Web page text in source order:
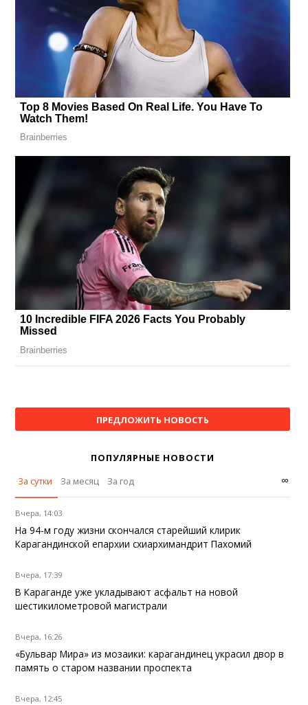
ПРЕДЛОЖИТЬ НОВОСТЬ
ПОПУЛЯРНЫЕ НОВОСТИ
За сутки
За месяц За год ∞
Вчера, 14:03
На 94-м году жизни скончался старейший клирик
Карагандинской епархии схиархимандрит Пахомий
Вчера, 17:39
В Караганде уже укладывают асфальт на новой
шестикилометровой магистрали
Вчера, 16:26
«Бульвар Мира» из мозаики: карагандинец украсил двор в
память о старом названии проспекта
Вчера, 12:45